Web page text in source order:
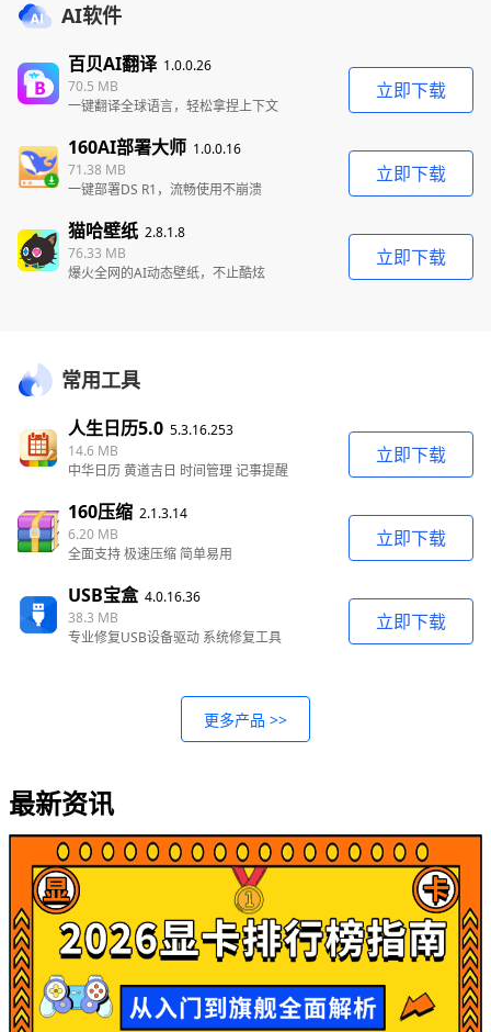
AI软件
百贝AI翻译1.0.0.26
70.5 MB
一键翻译全球语言，轻松拿捏上下文
立即下载
160AI部署大师 1.0.0.16
71.38 MB
一键部署DS R1，流畅使用不崩溃
立即下载
猫哈壁纸 2.8.1.8
76.33 MB
爆火全网的AI动态壁纸，不止酷炫
立即下载
常用工具
人生日历5.0 5.3.16.253
14.6 MB
中华日历 黄道吉日 时间管理 记事提醒
立即下载
160压缩 2.1.3.14
6.20 MB
全面支持 极速压缩 简单易用
立即下载
USB宝盒4.0.16.36
38.3 MB
专业修复USB设备驱动 系统修复工具
立即下载
更多产品 >>
最新资讯